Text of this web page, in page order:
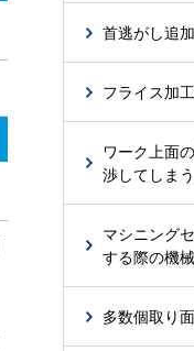
首逃がし追
フライス加
ワーク上面
渉してしまう
マシニング
する際の機
多数個取り